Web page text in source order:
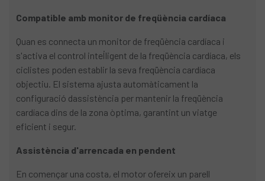
Compatible amb monitor de freqüència cardíaca
Quan es connecta un monitor de freqüència cardíaca i
s'activa el control intel·ligent de la freqüència cardíaca, els
ciclistes poden establir la seva freqüència cardíaca
objectiu. El sistema ajusta automàticament la
configuració dassistència per mantenir la freqüència
cardíaca dins de la zona òptima, garantint un viatge
eficient i segur.
Assistència d'arrencada en pendent
En començar una costa, el motor ofereix un parell